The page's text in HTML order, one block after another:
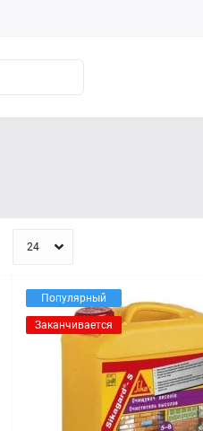
Популярный
Заканчивается